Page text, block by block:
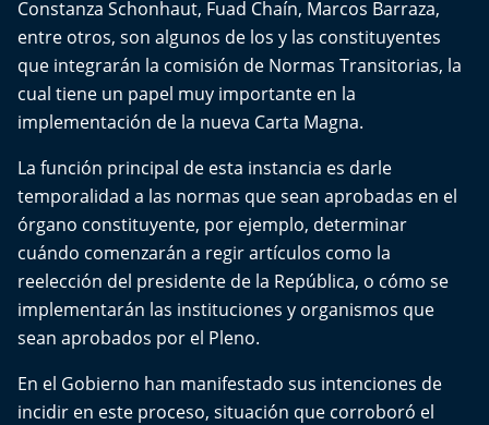
La Ruta del Pulsar
Psicología Abierta
Impacto Tecnológico
Sesiones Dieciocheras
Expreso PM
Conecta Vida
El Mejor País de Chile
Te invito a tomar once
Constanza Schonhaut, Fuad Chaín, Marcos Barraza,
entre otros, son algunos de los y las constituyentes
que integrarán la comisión de Normas Transitorias, la
cual tiene un papel muy importante en la
implementación de la nueva Carta Magna.
La función principal de esta instancia es darle
temporalidad a las normas que sean aprobadas en el
órgano constituyente, por ejemplo, determinar
cuándo comenzarán a regir artículos como la
reelección del presidente de la República, o cómo se
implementarán las instituciones y organismos que
sean aprobados por el Pleno.
En el Gobierno han manifestado sus intenciones de
incidir en este proceso, situación que corroboró el